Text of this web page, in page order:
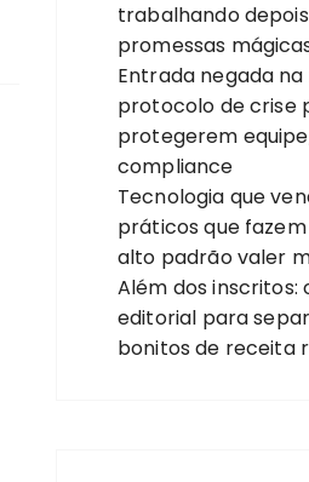
trabalhando
promessas
Entrada negada na
protocolo de crise
protegerem
compliance
Tecnologia que
práticos que
alto padrão valer
Além dos inscritos:
editorial para
bonitos de receita